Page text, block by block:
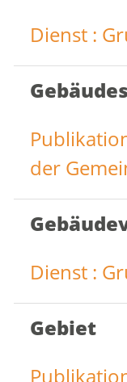
Dienst :
der
Dienst :
Gebiet